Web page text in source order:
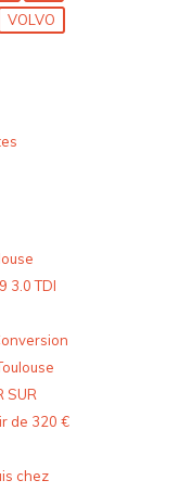
VOLVO
3.0 TDI
SUR
de 320 €
chez